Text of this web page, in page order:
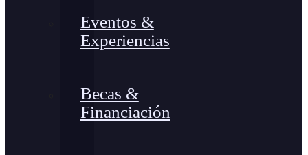
Eventos &
Experiencias
Becas &
Financiación